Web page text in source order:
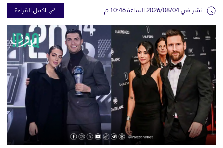
نشر في 2026/08/04 الساعة 10:46 م اكمل القراءة